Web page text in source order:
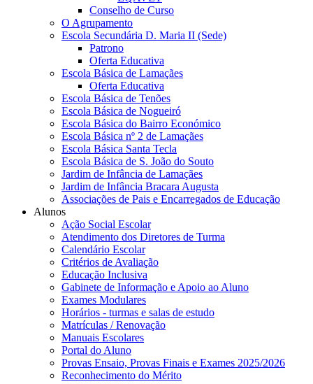
Conselho de Curso
O Agrupamento
Escola Secundária D. Maria II (Sede)
Patrono
Oferta Educativa
Escola Básica de Lamaçães
Oferta Educativa
Escola Básica de Tenões
Escola Básica de Nogueiró
Escola Básica do Bairro Económico
Escola Básica nº 2 de Lamaçães
Escola Básica Santa Tecla
Escola Básica de S. João do Souto
Jardim de Infância de Lamaçães
Jardim de Infância Bracara Augusta
Associações de Pais e Encarregados de Educação
Alunos
Ação Social Escolar
Atendimento dos Diretores de Turma
Calendário Escolar
Critérios de Avaliação
Educação Inclusiva
Gabinete de Informação e Apoio ao Aluno
Exames Modulares
Horários - turmas e salas de estudo
Matrículas / Renovação
Manuais Escolares
Portal do Aluno
Provas Ensaio, Provas Finais e Exames 2025/2026
Reconhecimento do Mérito